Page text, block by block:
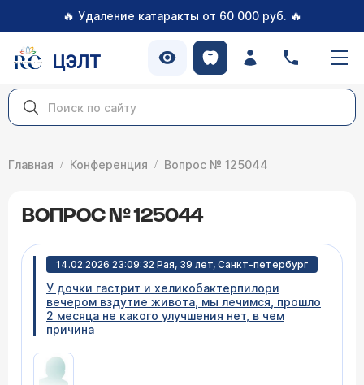
🔥 Удаление катаракты от 60 000 руб. 🔥
ЦЭЛТ
Главная Конференция Вопрос № 125044
ВОПРОС № 125044
14.02.2026 23:09:32 Рая, 39 лет, Санкт-петербург
У дочки гастрит и хеликобактерпилори
вечером вздутие живота, мы лечимся, прошло
2 месяца не какого улучшения нет, в чем
причина